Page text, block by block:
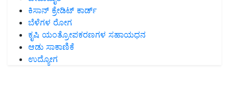
ಕಿಸಾನ್ ಕ್ರೇಡಿಟ್ ಕಾರ್ಡ್
ಬೆಳೆಗಳ ರೋಗ
ಕೃಷಿ ಯಂತ್ರೋಪಕರಣಗಳ ಸಹಾಯಧನ
ಆಡು ಸಾಕಾಣಿಕೆ
ಉದ್ಯೋಗ